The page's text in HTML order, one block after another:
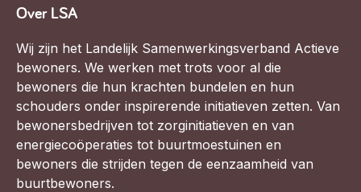
Over LSA
Wij zijn het Landelijk Samenwerkingsverband Actieve
bewoners. We werken met trots voor al die
bewoners die hun krachten bundelen en hun
schouders onder inspirerende initiatieven zetten. Van
bewonersbedrijven tot zorginitiatieven en van
energiecoöperaties tot buurtmoestuinen en
bewoners die strijden tegen de eenzaamheid van
buurtbewoners.